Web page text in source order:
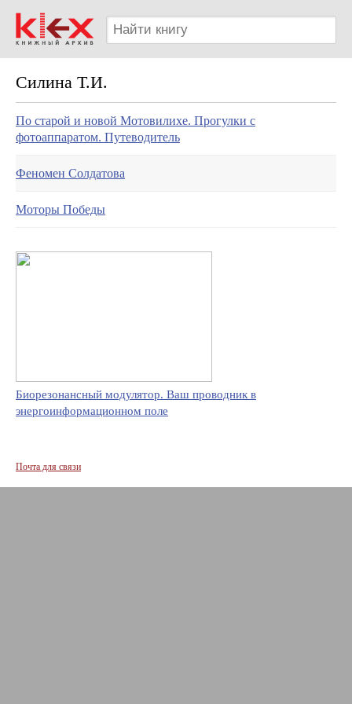
Силина Т.И.
По старой и новой Мотовилихе. Прогулки с
фотоаппаратом. Путеводитель
Феномен Солдатова
Моторы Победы
Биорезонансный модулятор. Ваш проводник в
энергоинформационном поле
Почта для связи